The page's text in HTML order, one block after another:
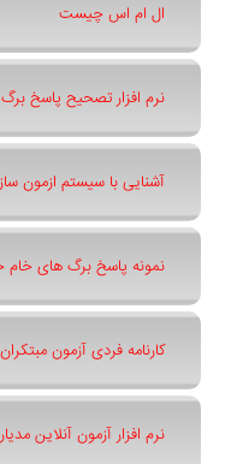
ال ام اس چیست
نرم افزار تصحیح پاسخ
آشنایی با سیستم ازمون
نمونه پاسخ برگ های
کارنامه فردی آزمون مبتکران
نرم افزار آزمون آنلاین مدیار